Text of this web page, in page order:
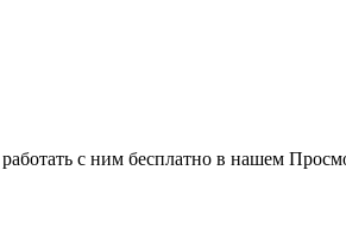
с ним бесплатно в нашем